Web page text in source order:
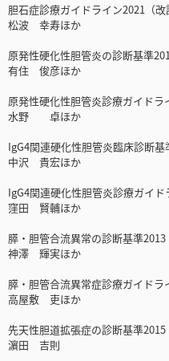
胆石症診療ガイドライン2021（
松波 幸寿ほか
原発性硬化性胆管炎の診断基準
有住 俊彦ほか
原発性硬化性胆管炎診療ガイドラ
水野 卓ほか
IgG4関連硬化性胆管炎臨床診断基
中沢 貴宏ほか
IgG4関連硬化性胆管炎診療ガイド
窪田 賢輔ほか
膵・胆管合流異常の診断基準2013
神澤 輝実ほか
膵・胆管合流異常症診療ガイドラ
高屋敷 吏ほか
先天性胆道拡張症の診断基準2015
濵田 吉則